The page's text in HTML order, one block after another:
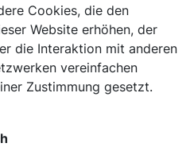
& Substrate
Nein Ja
Cookies, die den
Website erhöhen, der
die Interaktion mit anderen
vereinfachen
Zustimmung gesetzt.